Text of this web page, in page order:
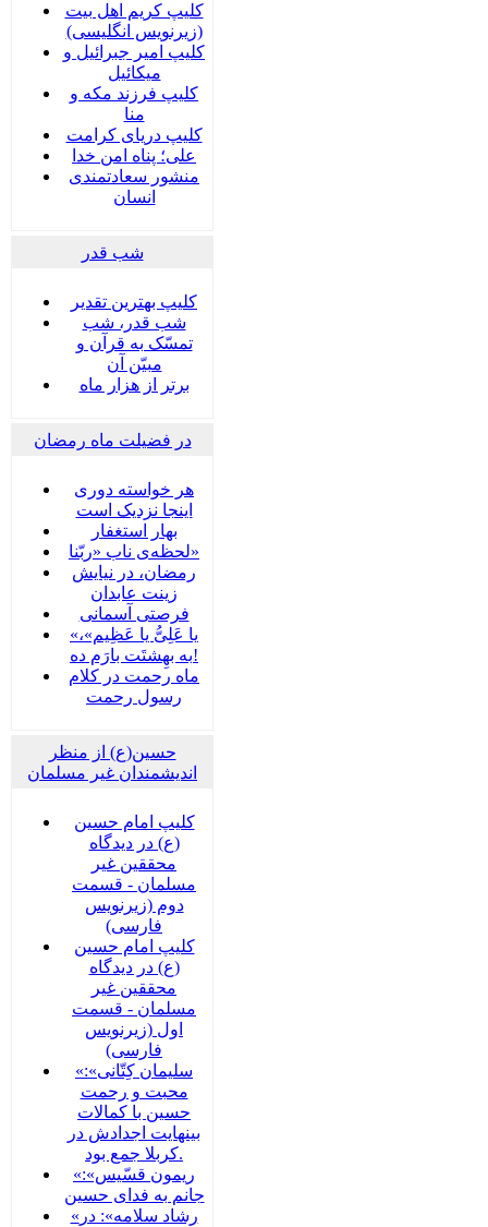
کلیپ کریم اهل بیت
(زیرنویس انگلیسی)
کلیپ امیر جبرائیل و
میکائیل
کلیپ فرزند مکه و
منا
کلیپ دریای کرامت
علی؛ پناه امن خدا
منشور سعادتمندی
انسان
شب قدر
کلیپ بهترین تقدیر
شب قدر، شب
تمسّک به قرآن و
مبیّن آن
برتر از هزار ماه
در فضیلت ماه رمضان
هر خواسته دوری
اینجا نزدیک است
بهار استغفار
لحظه‌ی ناب «ربّنا»
رمضان، در نیایش
زینت عابدان
فرصتی آسمانی
«یا عَلِیُّ یا عَظِیم»،
به بهِشتَت بارَم ده!
ماه رحمت در کلام
رسول رحمت
حسین(ع) از منظر
اندیشمندان غیر مسلمان
کلیپ امام حسین
(ع) در دیدگاه
محققین غیر
مسلمان - قسمت
دوم (زیرنویس
فارسی)
کلیپ امام حسین
(ع) در دیدگاه
محققین غیر
مسلمان - قسمت
اول (زیرنویس
فارسی)
«سلیمان کِتّانی»:
محبت و رحمت
حسین با کمالات
بینهایت اجدادش در
کربلا جمع بود.
«ریمون قسّیس»:
جانم به فدای حسین
«رشاد سلامه»: در